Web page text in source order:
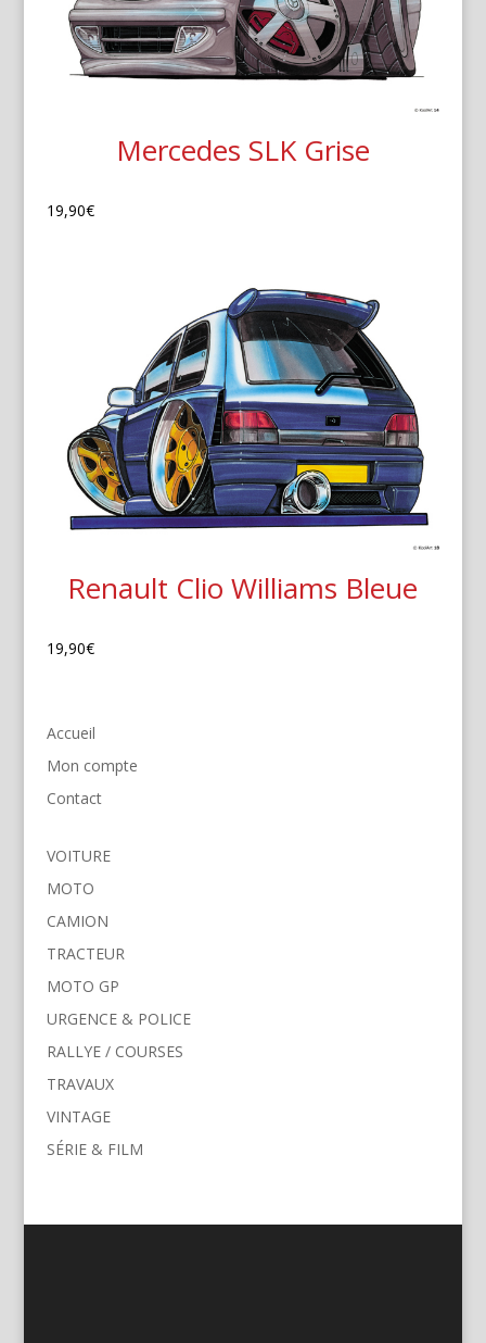
Mercedes SLK Grise
19,90€
Renault Clio Williams Bleue
19,90€
Accueil
Mon compte
Contact
VOITURE
MOTO
CAMION
TRACTEUR
MOTO GP
URGENCE & POLICE
RALLYE / COURSES
TRAVAUX
VINTAGE
SÉRIE & FILM